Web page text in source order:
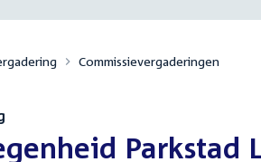
Commissievergaderingen